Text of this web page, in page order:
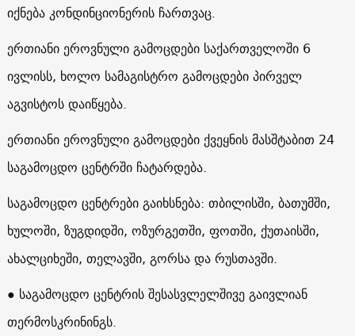
იქნება კონდინციონერის ჩართვაც.
ერთიანი ეროვნული გამოცდები საქართველოში 6
ივლისს, ხოლო სამაგისტრო გამოცდები პირველ
აგვისტოს დაიწყება.
ერთიანი ეროვნული გამოცდები ქვეყნის მასშტაბით 24
საგამოცდო ცენტრში ჩატარდება.
საგამოცდო ცენტრები გაიხსნება: თბილისში, ბათუმში,
ხულოში, ზუგდიდში, ოზურგეთში, ფოთში, ქუთაისში,
ახალციხეში, თელავში, გორსა და რუსთავში.
● საგამოცდო ცენტრის შესასვლელშივე გაივლიან
თერმოსკრინინგს.